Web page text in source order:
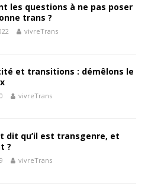
les questions à ne pas poser
trans ?
vivreTrans
et transitions : démêlons le
vivreTrans
dit qu’il est transgenre, et
?
vivreTrans